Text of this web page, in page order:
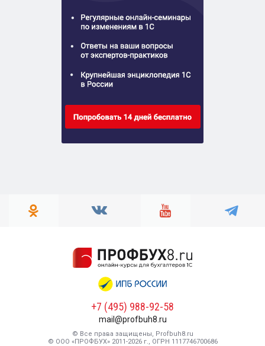
+7 (495) 988-92-58
mail@profbuh8.ru
© Все права защищены, Profbuh8.ru
© ООО «ПРОФБУХ» 2011-2026 г., ОГРН 1117746700686